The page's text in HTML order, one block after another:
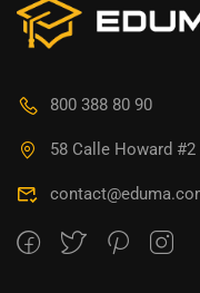
800 388 80 90
58 Calle Howard